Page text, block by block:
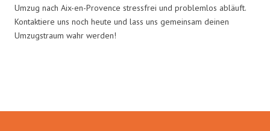
Umzug nach Aix-en-Provence stressfrei und problemlos abläuft.
Kontaktiere uns noch heute und lass uns gemeinsam deinen
Umzugstraum wahr werden!